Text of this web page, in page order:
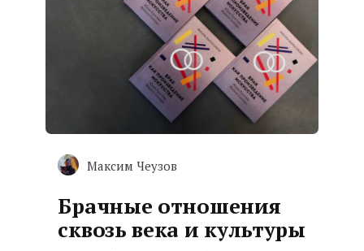
Максим Чеузов
Брачные отношения
сквозь века и культуры